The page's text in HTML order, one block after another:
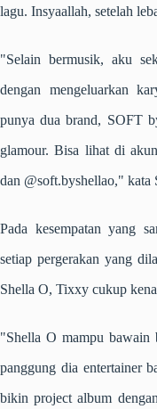
lagu. Insyaallah, setelah
"Selain bermusik, aku
dengan mengeluarkan
punya dua brand, SOFT
glamour. Bisa lihat di
dan @soft.byshellao," kata
Pada kesempatan yang
setiap pergerakan yang
Shella O, Tixxy cukup
"Shella O mampu bawain
panggung dia entertainer
bikin project album